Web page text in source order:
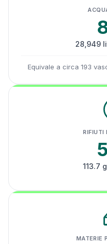
28,949
Equivale a circa 193
RIFIUTI
113.7
MATERIE